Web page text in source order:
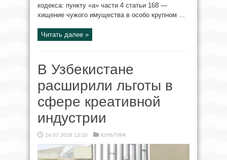
кодекса: пункту «а» части 4 статьи 168 —
хищение чужого имущества в особо крупном ...
Читать далее »
В Узбекистане
расширили льготы в
сфере креативной
индустрии
24.07.2026 13:10 КУЛЬТУРА